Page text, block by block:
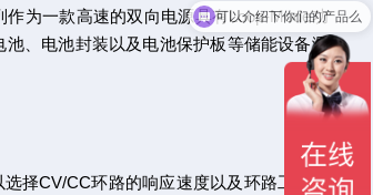
为一款高速的双向电源具有Loop-Mode功
、电池封装以及电池保护板等储能设备测
择CV/CC环路的响应速度以及环路工作模
可以介绍下你们的产品么